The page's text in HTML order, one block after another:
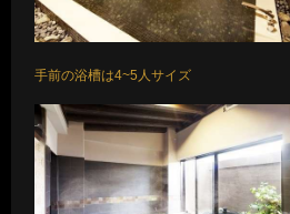
手前の浴槽は4~5人サイズ